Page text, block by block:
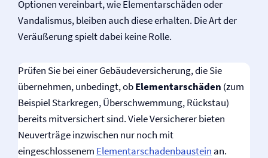
Optionen vereinbart, wie Elementarschäden oder
Vandalismus, bleiben auch diese erhalten. Die Art der
Veräußerung spielt dabei keine Rolle.
Prüfen Sie bei einer Gebäude­versicherung, die Sie
übernehmen, unbedingt, obElementarschäden (zum
Beispiel Starkregen, Überschwemmung, Rückstau)
bereits mitversichert sind. Viele Versicherer bieten
Neuverträge inzwischen nur noch mit
eingeschlossenem Elementarschadenbaustein an.